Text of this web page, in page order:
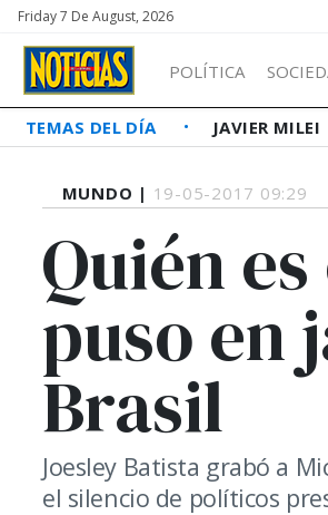
Friday 7 De August, 2026
POLÍTICA
TEMAS DEL DÍA JAVIER MILEI
MUNDO | 19-05-2017 09:29
Quién
puso en
Brasil
Joesley Batista grabó a
el silencio de políticos